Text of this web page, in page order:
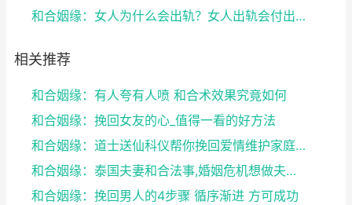
和合姻缘：女人为什么会出轨？女人出轨会付出感情吗？
相关推荐
和合姻缘：有人夸有人喷 和合术效果究竟如何
和合姻缘：挽回女友的心_值得一看的好方法
和合姻缘：道士送仙科仪帮你挽回爱情维护家庭完整
和合姻缘：泰国夫妻和合法事,婚姻危机想做夫妻和合法...
和合姻缘：挽回男人的4步骤 循序渐进 方可成功